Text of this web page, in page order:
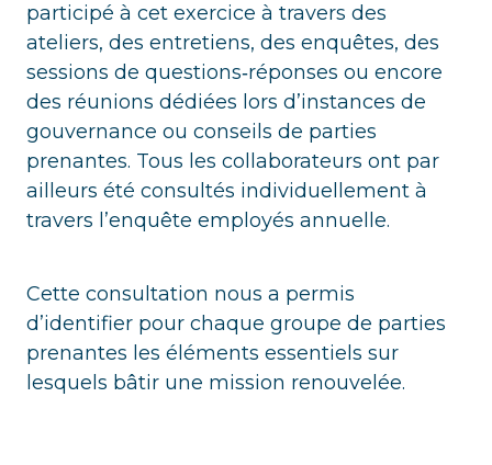
participé à cet exercice à travers des
ateliers, des entretiens, des enquêtes, des
sessions de questions‑réponses ou encore
des réunions dédiées lors d’instances de
gouvernance ou conseils de parties
prenantes. Tous les collaborateurs ont par
ailleurs été consultés individuellement à
travers l’enquête employés annuelle.
Cette consultation nous a permis
d’identifier pour chaque groupe de parties
prenantes les éléments essentiels sur
lesquels bâtir une mission renouvelée.